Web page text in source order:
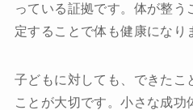
っている証拠です。体が整
定することで体も健康になり
子どもに対しても、できたこ
ことが大切です。小さな成功